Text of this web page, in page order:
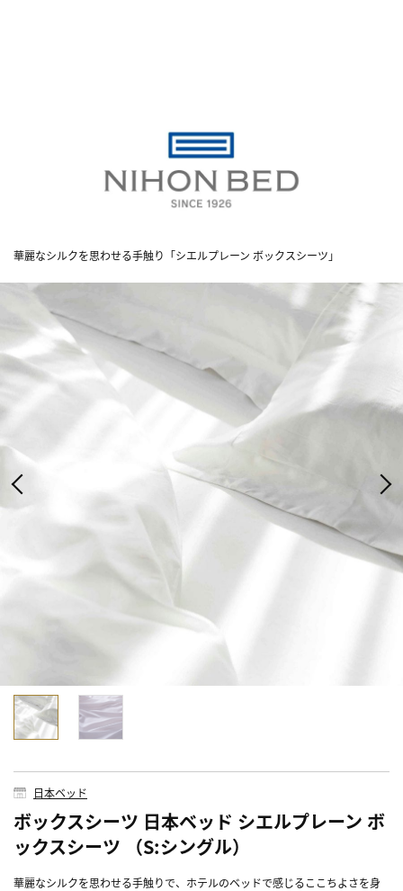
華麗なシルクを思わせる手触り「シエルプレーン ボックスシーツ」
日本ベッド
ボックスシーツ 日本ベッド シエルプレーン ボ
ックスシーツ （S:シングル）
華麗なシルクを思わせる手触りで、ホテルのベッドで感じるここちよさを身